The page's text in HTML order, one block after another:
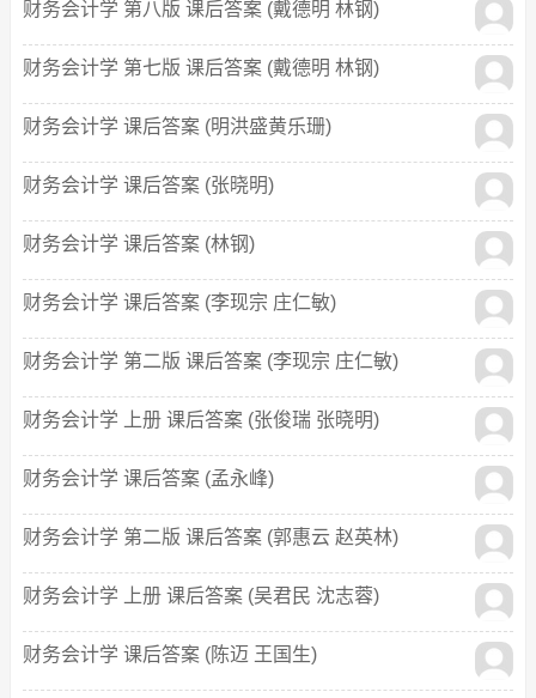
财务会计学 第八版 课后答案 (戴德明 林钢)
财务会计学 第七版 课后答案 (戴德明 林钢)
财务会计学 课后答案 (明洪盛黄乐珊)
财务会计学 课后答案 (张晓明)
财务会计学 课后答案 (林钢)
财务会计学 课后答案 (李现宗 庄仁敏)
财务会计学 第二版 课后答案 (李现宗 庄仁敏)
财务会计学 上册 课后答案 (张俊瑞 张晓明)
财务会计学 课后答案 (孟永峰)
财务会计学 第二版 课后答案 (郭惠云 赵英林)
财务会计学 上册 课后答案 (吴君民 沈志蓉)
财务会计学 课后答案 (陈迈 王国生)